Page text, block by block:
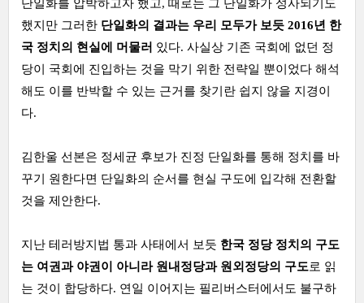
단일화를 압박하고자 했고, 때로는 그 단일화가 성사되기도
했지만 그러한 단일화의 결과는 우리 모두가 보듯 2016년 한
국 정치의 현실에 머물러 있다. 사실상 기존 국회에 없던 정
당이 국회에 진입하는 것을 막기 위한 전략일 뿐이었다 해석
해도 이를 반박할 수 있는 근거를 찾기란 쉽지 않을 지경이
다.
김한울 선본은 정세균 후보가 진정 단일화를 통해 정치를 바
꾸기 원한다면 단일화의 순서를 현실 구도에 입각해 전환할
것을 제안한다.
지난 테러방지법 통과 사태에서 보듯 한국 정당 정치의 구도
는 여권과 야권이 아니라 원내정당과 원외정당의 구도로 읽
는 것이 합당하다. 연일 이어지는 필리버스터에서도 불구하